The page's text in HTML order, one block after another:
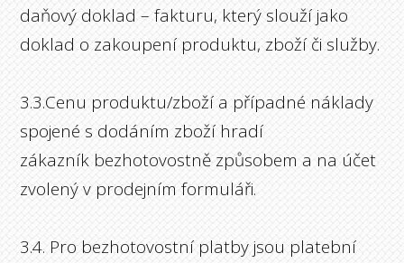
daňový doklad – fakturu, který slouží jako
doklad o zakoupení produktu, zboží či služby.
3.3.Cenu produktu/zboží a případné náklady
spojené s dodáním zboží hradí
zákazník bezhotovostně způsobem a na účet
zvolený v prodejním formuláři.
3.4. Pro bezhotovostní platby jsou platební